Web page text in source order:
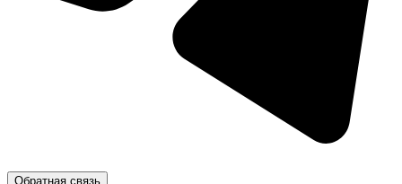
Обратная связь